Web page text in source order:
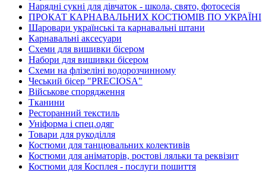
Нарядні сукні для дівчаток - школа, свято, фотосесія
ПРОКАТ КАРНАВАЛЬНИХ КОСТЮМІВ ПО УКРАЇНІ
Шаровари українські та карнавальні штани
Карнавальні аксесуари
Схеми для вишивки бісером
Набори для вишивки бісером
Схеми на флізеліні водорозчинному
Чеський бісер "PRECIOSA"
Військове спорядження
Тканини
Ресторанний текстиль
Уніформа і спец.одяг
Товари для рукоділля
Костюми для танцювальних колективів
Костюми для аніматорів, ростові ляльки та реквізит
Костюми для Косплея - послуги пошиття